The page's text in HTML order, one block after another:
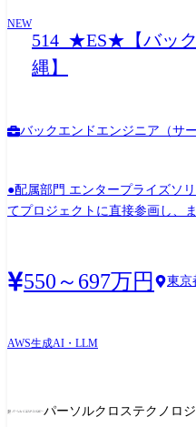
NEW
514_★ES★【バッ
縄】
バックエンドエンジニア（サ
●配属部門 エンタープライズソリューション統括
てプロジェクトに直接参画し、
あり、その場合は出向先の定め
550～697万円 東京
AWS生成AI・LLM
パーソルクロステクノロ